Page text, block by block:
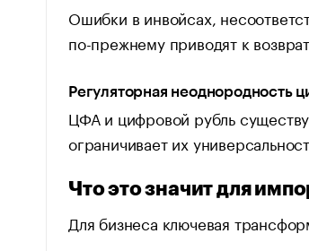
Ошибки в инвойсах,
по-прежнему приводят к
Регуляторная неоднородность
ЦФА и цифровой рубль
ограничивает их
Что это значит для
Для бизнеса ключевая